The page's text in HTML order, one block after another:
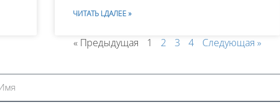
ЧИТАТЬ LДАЛЕЕ »
« Предыдущая 1 2 3 4 Следующая »